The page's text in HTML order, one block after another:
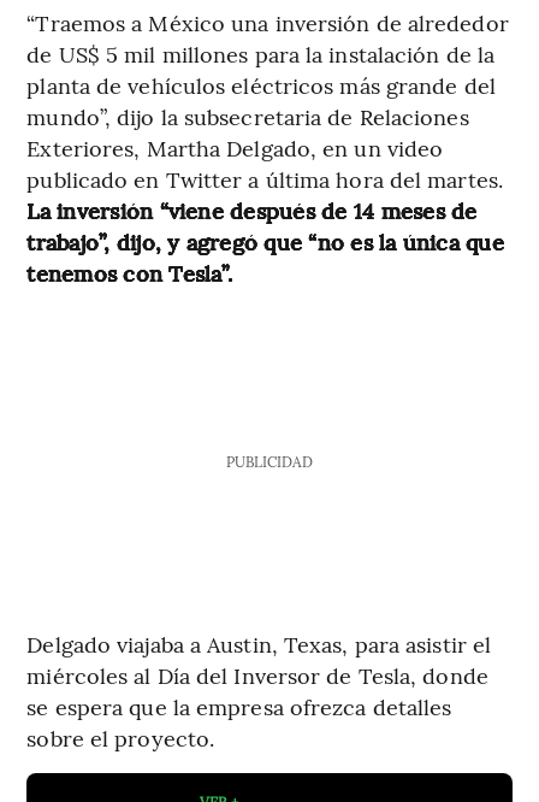
“Traemos a México una inversión de alrededor
de US$ 5 mil millones para la instalación de la
planta de vehículos eléctricos más grande del
mundo”, dijo la subsecretaria de Relaciones
Exteriores, Martha Delgado, en un video
publicado en Twitter a última hora del martes.
La inversión “viene después de 14 meses de
trabajo”, dijo, y agregó que “no es la única que
tenemos con Tesla”.
PUBLICIDAD
Delgado viajaba a Austin, Texas, para asistir el
miércoles al Día del Inversor de Tesla, donde
se espera que la empresa ofrezca detalles
sobre el proyecto.